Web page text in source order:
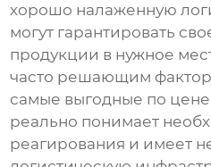
хорошо налаженную
могут гарантировать
продукции в нужное
часто решающим
самые выгодные по цене
реально понимает
реагирования и имеет